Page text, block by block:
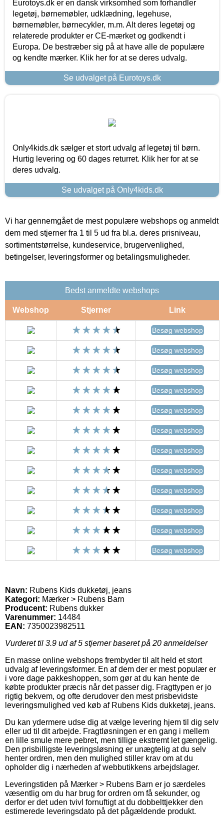
Eurotoys.dk er en dansk virksomhed som forhandler
legetøj, børnemøbler, udklædning, legehuse,
børnemøbler, børnecykler, m.m. Alt deres legetøj og
relaterede produkter er CE-mærket og godkendt i
Europa. De bestræber sig på at have alle de populære
og kendte mærker. Klik her for at se deres udvalg.
Se udvalget på Eurotoys.dk
Only4kids.dk sælger et stort udvalg af legetøj til børn.
Hurtig levering og 60 dages returret. Klik her for at se
deres udvalg.
Se udvalget på Only4kids.dk
Vi har gennemgået de mest populære webshops og anmeldt
dem med stjerner fra 1 til 5 ud fra bl.a. deres prisniveau,
sortimentstørrelse, kundeservice, brugervenlighed,
betingelser, leveringsformer og betalingsmuligheder.
Bedst anmeldte webshops
Webshop Stjerner Link
Besøg webshop
Besøg webshop
Besøg webshop
Besøg webshop
Besøg webshop
Besøg webshop
Besøg webshop
Besøg webshop
Besøg webshop
Besøg webshop
Besøg webshop
Besøg webshop
Navn: Rubens Kids dukketøj, jeans
Kategori: Mærker > Rubens Barn
Producent: Rubens dukker
Varenummer: 14484
EAN: 7350023982511
Vurderet til 3.9 ud af 5 stjerner baseret på 20 anmeldelser
En masse online webshops frembyder til alt held et stort
udvalg af leveringsformer. En af dem der er mest populær er
i vore dage pakkeshoppen, som gør at du kan hente de
købte produkter præcis når det passer dig. Fragttypen er jo
rigtig bekvem, og ofte derudover den mest prisbevidste
leveringsmulighed ved køb af Rubens Kids dukketøj, jeans.
Du kan ydermere udse dig at vælge levering hjem til dig selv
eller ud til dit arbejde. Fragtløsningen er en gang i mellem
en lille smule mere pebret, men tillige ekstremt let gængelig.
Den prisbilligste leveringsløsning er unægtelig at du selv
henter ordren, men den mulighed stiller krav om at du
opholder dig i nærheden af webbutikkens arbejdslager.
Leveringstiden på Mærker > Rubens Barn er jo særdeles
væsentlig om du har brug for ordren om få sekunder, og
derfor er det uden tvivl fornuftigt at du dobbelttjekker den
estimerede leveringsdato på det pågældende produkt.